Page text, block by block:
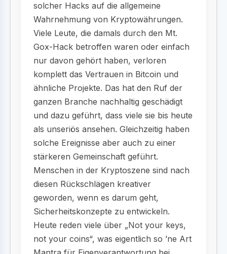
solcher Hacks auf die allgemeine
Wahrnehmung von Kryptowährungen.
Viele Leute, die damals durch den Mt.
Gox-Hack betroffen waren oder einfach
nur davon gehört haben, verloren
komplett das Vertrauen in Bitcoin und
ähnliche Projekte. Das hat den Ruf der
ganzen Branche nachhaltig geschädigt
und dazu geführt, dass viele sie bis heute
als unseriös ansehen. Gleichzeitig haben
solche Ereignisse aber auch zu einer
stärkeren Gemeinschaft geführt.
Menschen in der Kryptoszene sind nach
diesen Rückschlägen kreativer
geworden, wenn es darum geht,
Sicherheitskonzepte zu entwickeln.
Heute reden viele über „Not your keys,
not your coins“, was eigentlich so ’ne Art